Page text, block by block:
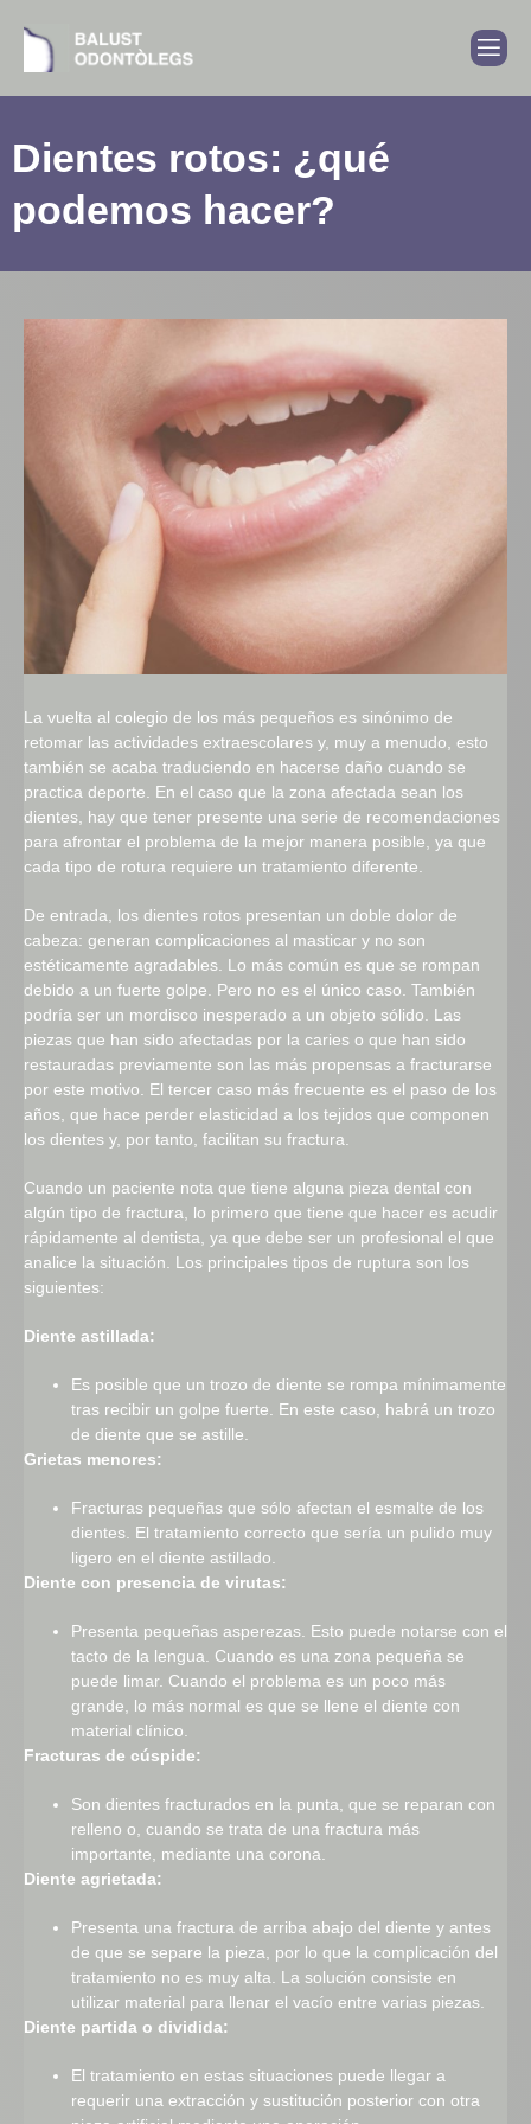
Dientes rotos: ¿qué
podemos hacer?
La vuelta al colegio de los más pequeños es sinónimo de
retomar las actividades extraescolares y, muy a menudo, esto
también se acaba traduciendo en hacerse daño cuando se
practica deporte. En el caso que la zona afectada sean los
dientes, hay que tener presente una serie de recomendaciones
para afrontar el problema de la mejor manera posible, ya que
cada tipo de rotura requiere un tratamiento diferente.
De entrada, los dientes rotos presentan un doble dolor de
cabeza: generan complicaciones al masticar y no son
estéticamente agradables. Lo más común es que se rompan
debido a un fuerte golpe. Pero no es el único caso. También
podría ser un mordisco inesperado a un objeto sólido. Las
piezas que han sido afectadas por la caries o que han sido
restauradas previamente son las más propensas a fracturarse
por este motivo. El tercer caso más frecuente es el paso de los
años, que hace perder elasticidad a los tejidos que componen
los dientes y, por tanto, facilitan su fractura.
Cuando un paciente nota que tiene alguna pieza dental con
algún tipo de fractura, lo primero que tiene que hacer es acudir
rápidamente al dentista, ya que debe ser un profesional el que
analice la situación. Los principales tipos de ruptura son los
siguientes:
Diente astillada:
Es posible que un trozo de diente se rompa mínimamente
tras recibir un golpe fuerte. En este caso, habrá un trozo
de diente que se astille.
Grietas menores:
Fracturas pequeñas que sólo afectan el esmalte de los
dientes. El tratamiento correcto que sería un pulido muy
ligero en el diente astillado.
Diente con presencia de virutas:
Presenta pequeñas asperezas. Esto puede notarse con el
tacto de la lengua. Cuando es una zona pequeña se
puede limar. Cuando el problema es un poco más
grande, lo más normal es que se llene el diente con
material clínico.
Fracturas de cúspide:
Son dientes fracturados en la punta, que se reparan con
relleno o, cuando se trata de una fractura más
importante, mediante una corona.
Diente agrietada:
Presenta una fractura de arriba abajo del diente y antes
de que se separe la pieza, por lo que la complicación del
tratamiento no es muy alta. La solución consiste en
utilizar material para llenar el vacío entre varias piezas.
Diente partida o dividida:
El tratamiento en estas situaciones puede llegar a
requerir una extracción y sustitución posterior con otra